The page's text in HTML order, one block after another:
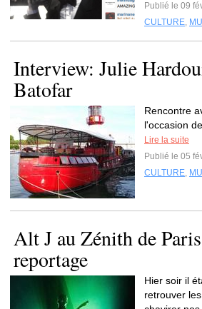
Publié le 09
CULTURE,
Interview: Julie
Batofar
Rencontre
l'occasion
Lire la suite
Publié le 05
CULTURE,
Alt J au Zénith de
reportage
Hier soir il
retrouver